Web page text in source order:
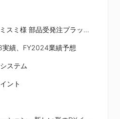
DX支援事例 ～ ミスミ様 部品受発注プラットフォーム構築支援
績、FY2024業績予想
ステム
ント